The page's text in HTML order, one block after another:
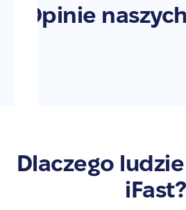
Opinie
Dlaczego
iFast?